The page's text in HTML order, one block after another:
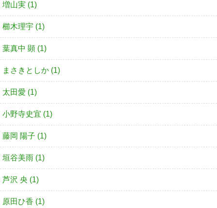
増山実 (1)
櫛木理宇 (1)
葉真中 顕 (1)
まさきとしか (1)
太田愛 (1)
小野寺史宜 (1)
藤岡 陽子 (1)
垣谷美雨 (1)
芦沢 央 (1)
原田ひ香 (1)